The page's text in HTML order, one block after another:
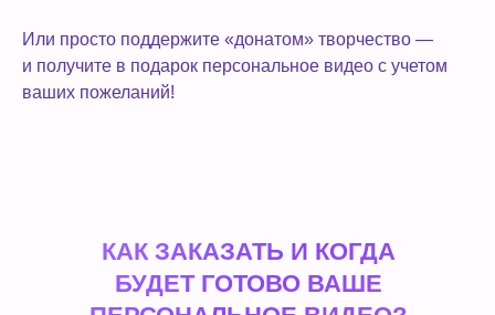
Или просто поддержите «донатом» творчество —
и получите в подарок персональное видео с учетом
ваших пожеланий!
КАК ЗАКАЗАТЬ И КОГДА
БУДЕТ ГОТОВО ВАШЕ